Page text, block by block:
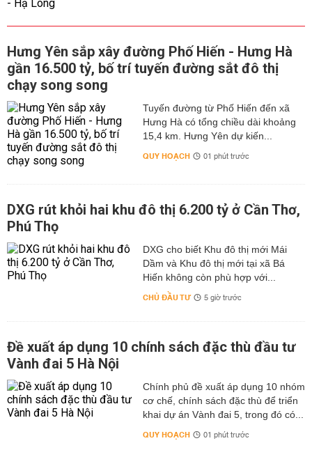
Hưng Yên sắp xây đường Phố Hiến - Hưng Hà
gần 16.500 tỷ, bố trí tuyến đường sắt đô thị
chạy song song
Tuyến đường từ Phố Hiến đến xã
Hưng Hà có tổng chiều dài khoảng
15,4 km. Hưng Yên dự kiến...
QUY HOẠCH 01 phút trước
DXG rút khỏi hai khu đô thị 6.200 tỷ ở Cần Thơ,
Phú Thọ
DXG cho biết Khu đô thị mới Mái
Dầm và Khu đô thị mới tại xã Bá
Hiến không còn phù hợp với...
CHỦ ĐẦU TƯ 5 giờ trước
Đề xuất áp dụng 10 chính sách đặc thù đầu tư
Vành đai 5 Hà Nội
Chính phủ đề xuất áp dụng 10 nhóm
cơ chế, chính sách đặc thù để triển
khai dự án Vành đai 5, trong đó có...
QUY HOẠCH 01 phút trước